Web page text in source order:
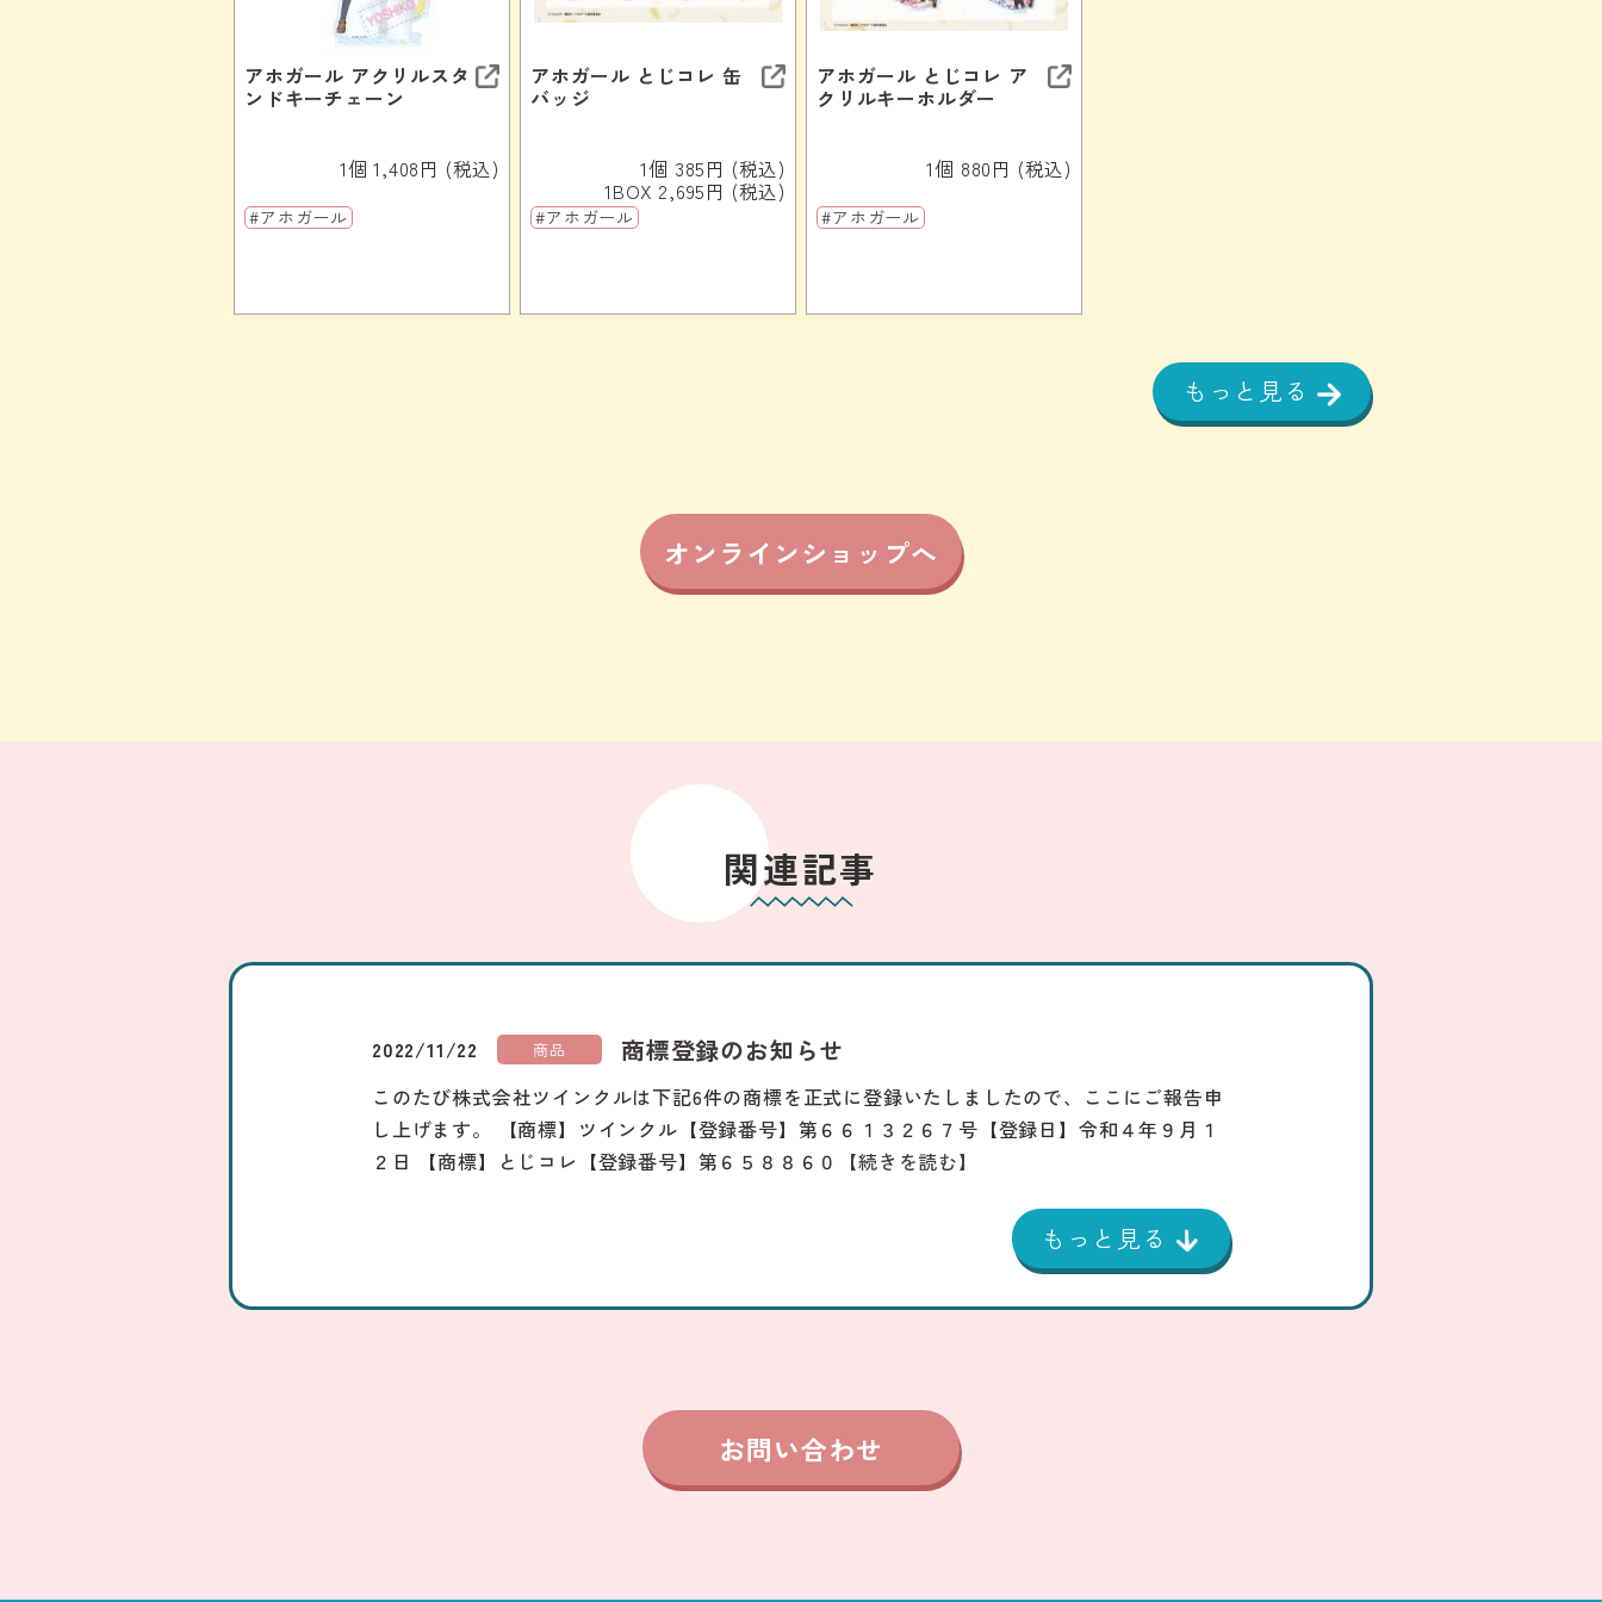
アホガール アクリルスタ
ンドキーチェーン
1個 1,408円 (税込)
#アホガール
アホガール とじコレ 缶
バッジ
1個 385円 (税込)
1BOX 2,695円 (税込)
#アホガール
アホガール とじコレ ア
クリルキーホルダー
1個 880円 (税込)
#アホガール
もっと見る
オンラインショップへ
関連記事
2022/11/22 商品 商標登録のお知らせ
このたび株式会社ツインクルは下記6件の商標を正式に登録いたしましたので、ここにご報告申
し上げます。 【商標】ツインクル【登録番号】第６６１３２６７号【登録日】令和４年９月１
２日 【商標】とじコレ【登録番号】第６５８８６０
【続きを読む】
お問い合わせ